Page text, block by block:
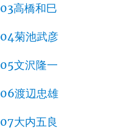
03高橋和巳
04菊池武彦
05文沢隆一
06渡辺忠雄
07大内五良